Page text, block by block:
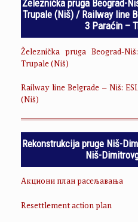
Železnička pruga Beograd-
Trupale (Niš) / Railway line
3 Paraćin –
Železnička pruga Beograd-
Trupale (Niš)
Railway line Belgrade – Niš:
(Niš)
Rekonstrukcija pruge Niš-
Niš-
Акциони план расељавања
Resettlement action plan